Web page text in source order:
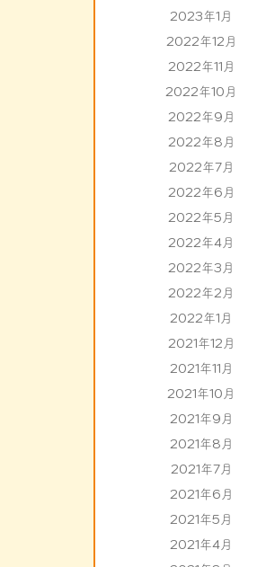
2023年1月
2022年12月
2022年11月
2022年10月
2022年9月
2022年8月
2022年7月
2022年6月
2022年5月
2022年4月
2022年3月
2022年2月
2022年1月
2021年12月
2021年11月
2021年10月
2021年9月
2021年8月
2021年7月
2021年6月
2021年5月
2021年4月